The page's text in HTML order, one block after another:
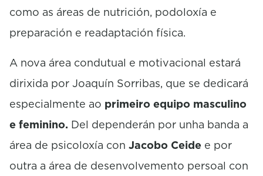
como as áreas de nutrición, podoloxía e
preparación e readaptación física.
A nova área condutual e motivacional estará
dirixida por Joaquín Sorribas, que se dedicará
especialmente ao primeiro equipo masculino
e feminino. Del dependerán por unha banda a
área de psicoloxía con Jacobo Ceide e por
outra a área de desenvolvemento persoal con